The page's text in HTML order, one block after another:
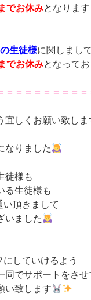
でお休みとなります
生徒様に関しまして
でお休みとなってお
＝＝＝＝＝＝＝＝
宜しくお願い致しま
なりました
徒様も
る生徒様も
い頂きまして
いました
していけるよう
同でサポートをさ
い致します